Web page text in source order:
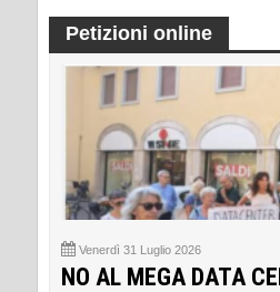
Petizioni online
Venerdì 31 Luglio 2026
NO AL MEGA DATA